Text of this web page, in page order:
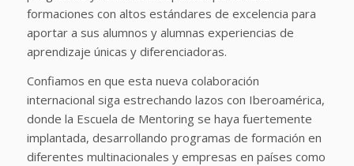
formaciones con altos estándares de excelencia para
aportar a sus alumnos y alumnas experiencias de
aprendizaje únicas y diferenciadoras.
Confiamos en que esta nueva colaboración
internacional siga estrechando lazos con Iberoamérica,
donde la Escuela de Mentoring se haya fuertemente
implantada, desarrollando programas de formación en
diferentes multinacionales y empresas en países como